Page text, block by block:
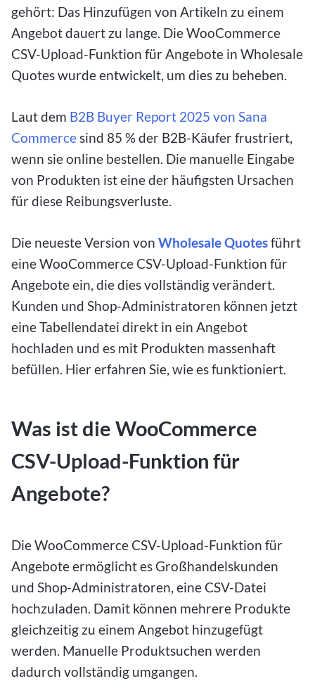
gehört: Das Hinzufügen von Artikeln zu einem
Angebot dauert zu lange. Die WooCommerce
CSV-Upload-Funktion für Angebote in Wholesale
Quotes wurde entwickelt, um dies zu beheben.
Laut dem B2B Buyer Report 2025 von Sana
Commercesind 85 % der B2B-Käufer frustriert,
wenn sie online bestellen. Die manuelle Eingabe
von Produkten ist eine der häufigsten Ursachen
für diese Reibungsverluste.
Die neueste Version von Wholesale Quotesführt
eine WooCommerce CSV-Upload-Funktion für
Angebote ein, die dies vollständig verändert.
Kunden und Shop-Administratoren können jetzt
eine Tabellendatei direkt in ein Angebot
hochladen und es mit Produkten massenhaft
befüllen. Hier erfahren Sie, wie es funktioniert.
Was ist die WooCommerce
CSV-Upload-Funktion für
Angebote?
Die WooCommerce CSV-Upload-Funktion für
Angebote ermöglicht es Großhandelskunden
und Shop-Administratoren, eine CSV-Datei
hochzuladen. Damit können mehrere Produkte
gleichzeitig zu einem Angebot hinzugefügt
werden. Manuelle Produktsuchen werden
dadurch vollständig umgangen.